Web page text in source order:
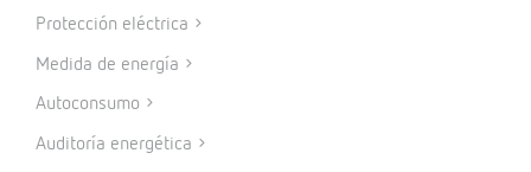
Protección eléctrica
Medida de energía
Autoconsumo
Auditoría energética